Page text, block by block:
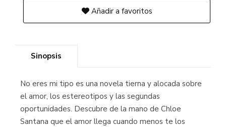
Añadir a favoritos
Sinopsis
No eres mi tipo es una novela tierna y alocada sobre
el amor, los estereotipos y las segundas
oportunidades. Descubre de la mano de Chloe
Santana que el amor llega cuando menos te los